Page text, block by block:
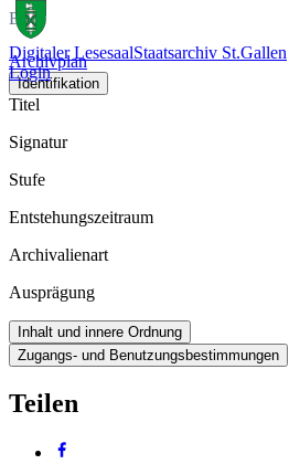
Digitaler LesesaalStaatsarchiv St.Gallen
Login
Buch
Archivplan
Identifikation
Titel
Signatur
Stufe
Entstehungszeitraum
Archivalienart
Ausprägung
Inhalt und innere Ordnung
Zugangs- und Benutzungsbestimmungen
Teilen